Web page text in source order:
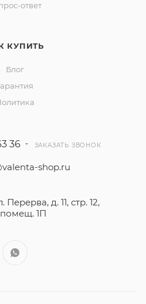
ответ
КУПИТЬ
Блог
36 ЗАКАЗАТЬ ЗВОНОК
shop.ru
Перерва, д. 11, стр. 12,
помещ. 1П